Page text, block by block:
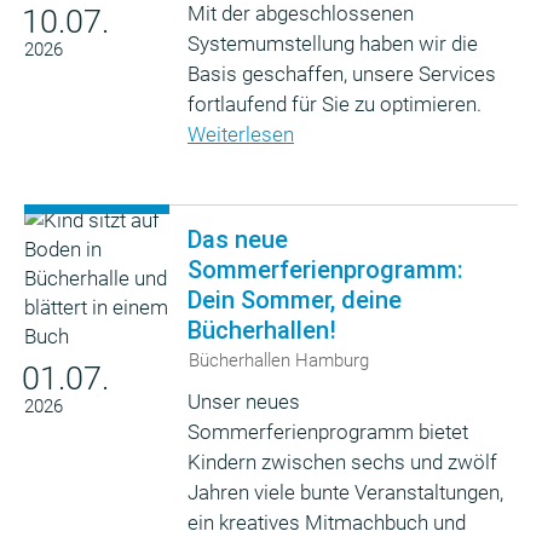
10.07.
2026
Mit der abgeschlossenen
Systemumstellung haben wir die
Basis geschaffen, unsere Services
fortlaufend für Sie zu optimieren.
Weiterlesen
01.07.
2026
Das neue
Sommerferienprogramm:
Dein Sommer, deine
Bücherhallen!
Bücherhallen Hamburg
Unser neues
Sommerferienprogramm bietet
Kindern zwischen sechs und zwölf
Jahren viele bunte Veranstaltungen,
ein kreatives Mitmachbuch und